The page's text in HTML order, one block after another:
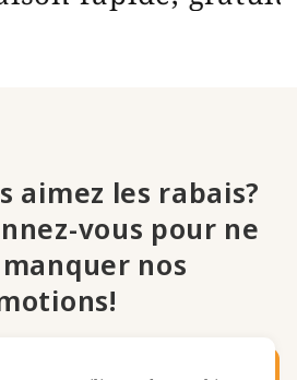
aimez les rabais?
vous pour ne
nos